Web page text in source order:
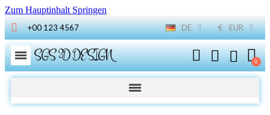
Zum Hauptinhalt Springen
+00 123 4567 DE € EUR
SGS 3D DESIGN